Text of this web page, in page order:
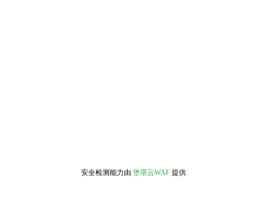
安全检测能力由 堡塔云WAF 提供